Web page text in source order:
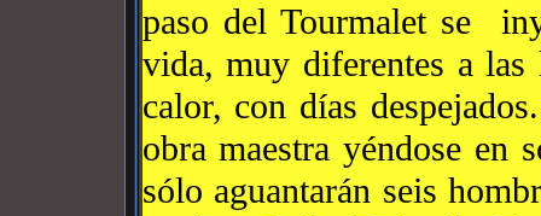
paso del Tourmalet se
vida, muy diferentes a las
calor, con días
obra maestra yéndose
sólo aguantarán seis